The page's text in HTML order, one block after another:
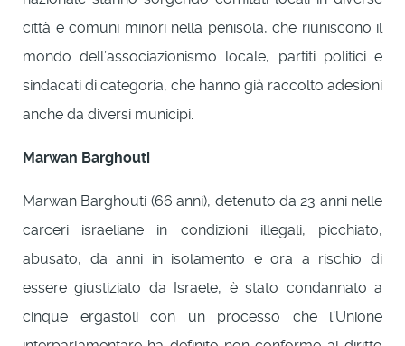
città e comuni minori nella penisola, che riuniscono il
mondo dell’associazionismo locale, partiti politici e
sindacati di categoria, che hanno già raccolto adesioni
anche da diversi municipi.
Marwan Barghouti
Marwan Barghouti (66 anni), detenuto da 23 anni nelle
carceri israeliane in condizioni illegali, picchiato,
abusato, da anni in isolamento e ora a rischio di
essere giustiziato da Israele, è stato condannato a
cinque ergastoli con un processo che l’Unione